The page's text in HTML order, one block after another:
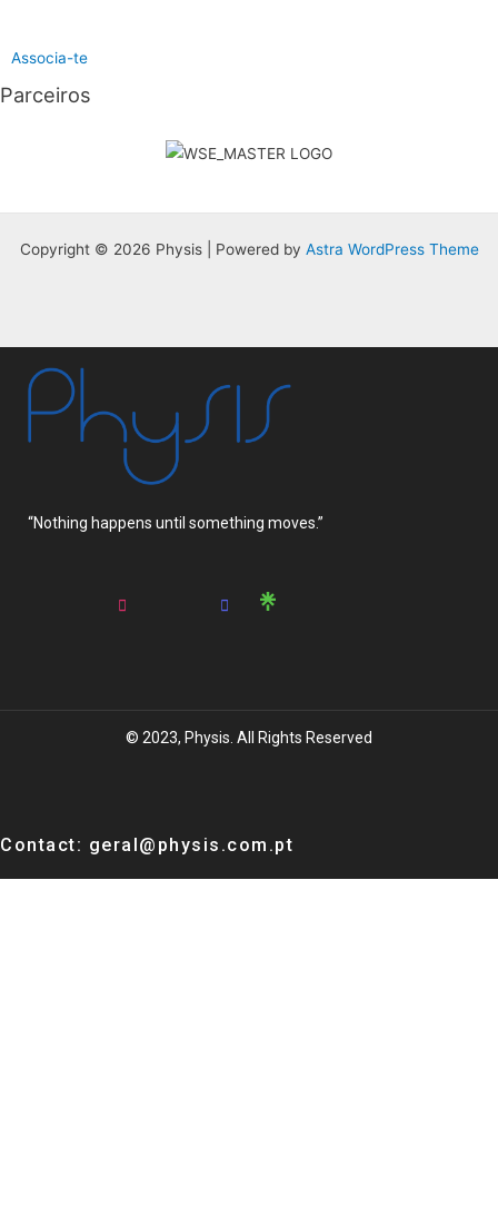
Associa-te
Parceiros
Copyright © 2026 Physis | Powered by Astra WordPress Theme
“Nothing happens until something moves.”
© 2023, Physis. All Rights Reserved
Contact: geral@physis.com.pt